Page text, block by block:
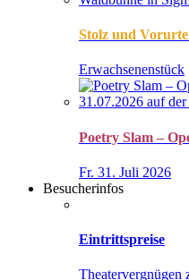
Stolz und
Erwachsenenstück
Poetry Slam –
Fr. 31. Juli 2026
Besucherinfos
Eintrittspreise
Theatervergnügen